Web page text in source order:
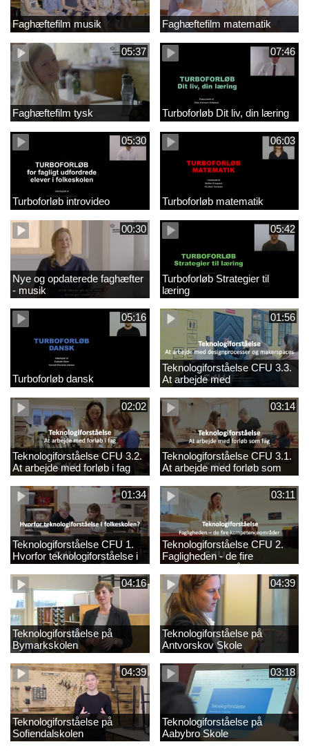
Faghæftefilm musik Faghæftefilm matematik
05:37
Faghæftefilm tysk
07:46
Turboforløb Dit liv, din læring
05:30
Turboforløb introvideo
06:03
Turboforløb matematik
00:30
Nye og opdaterede faghæfter
- musik
05:42
Turboforløb Strategier til
læring
05:16
Turboforløb dansk
01:56
Teknologiforståelse CFU 3.3.
At arbejde med
designprocesser og
makerspaces
02:02
Teknologiforståelse CFU 3.2.
At arbejde med forløb i fag
03:14
Teknologiforståelse CFU 3.1.
At arbejde med forløb som
fag
01:34
Teknologiforståelse CFU 1.
Hvorfor teknologiforståelse i
folkeskolen?
03:11
Teknologiforståelse CFU 2.
Fagligheden - de fire
kompetenceområder
04:16
Teknologiforståelse på
Bymarkskolen
04:39
Teknologiforståelse på
Antvorskov Skole
04:39
Teknologiforståelse på
Sofiendalskolen
03:18
Teknologiforståelse på
Aabybro Skole